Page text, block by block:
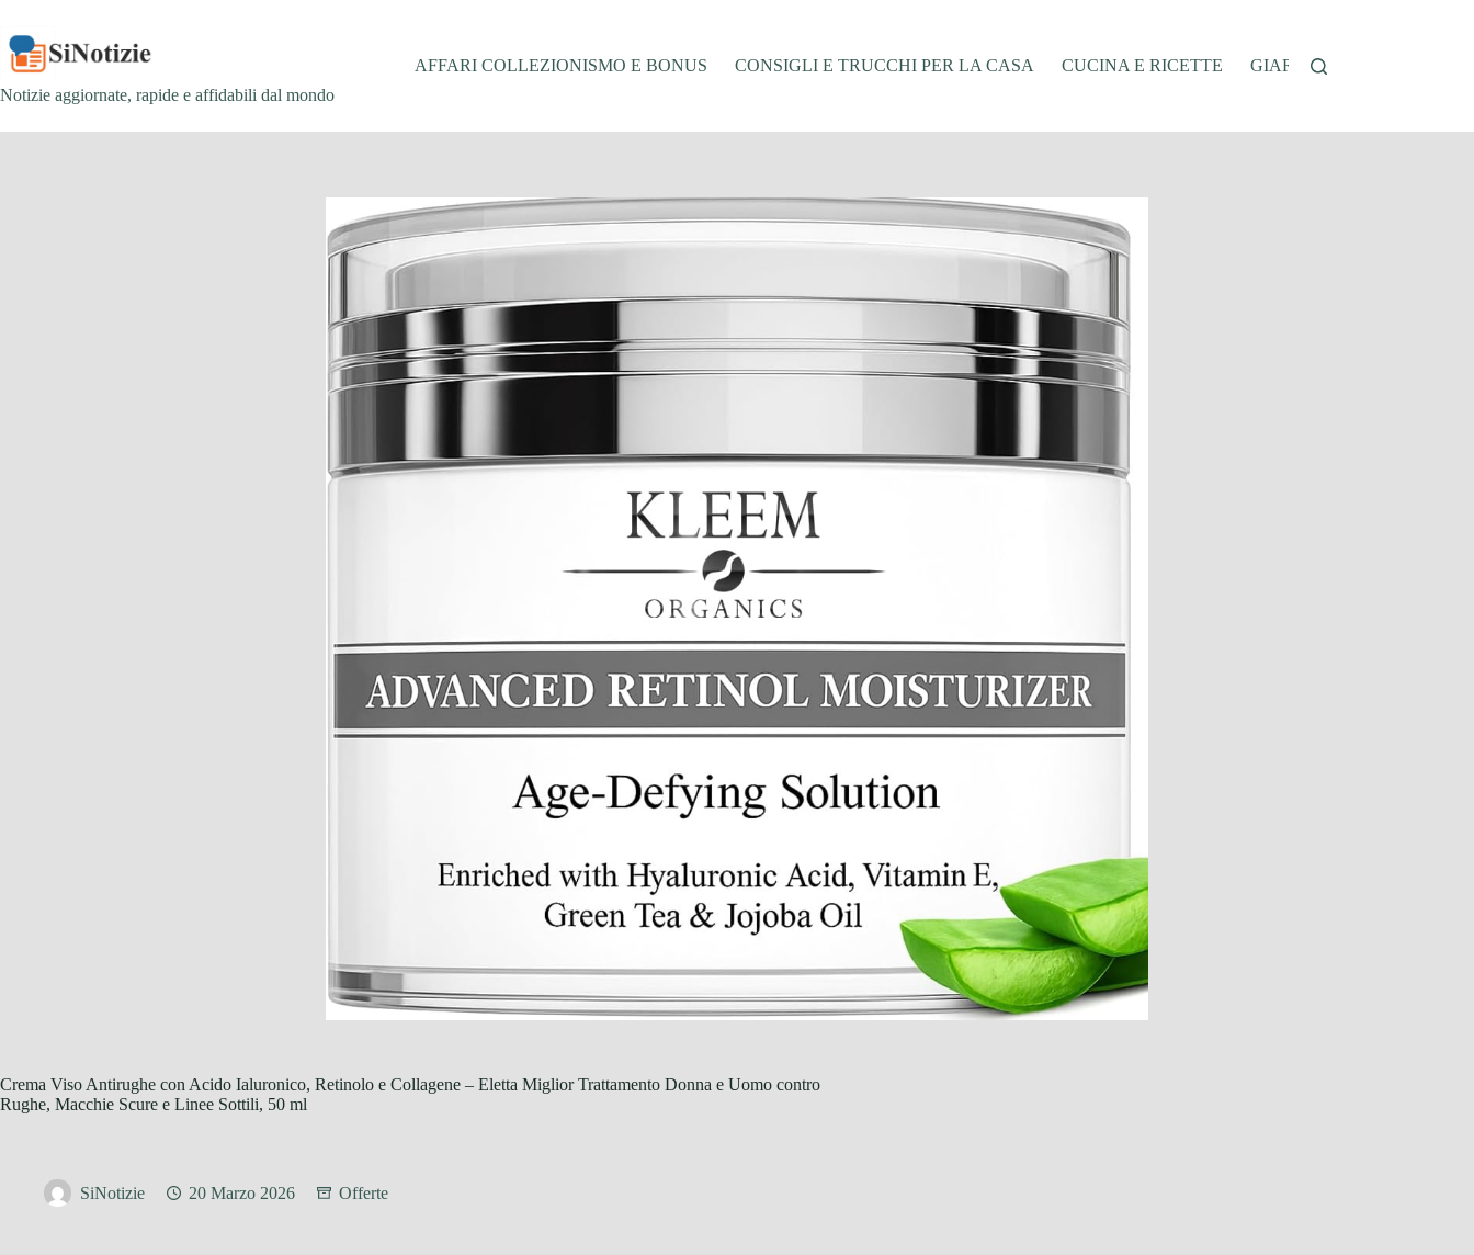
contenuto
Notizie aggiornate, rapide e affidabili dal mondo
AFFARI COLLEZIONISMO E BONUS CONSIGLI E TRUCCHI PER LA CASA CUCINA E RICETTE GIARDINAGGIO
Crema Viso Antirughe con Acido Ialuronico, Retinolo e Collagene – Eletta Miglior Trattamento Donna e Uomo contro
Rughe, Macchie Scure e Linee Sottili, 50 ml
SiNotizie 20 Marzo 2026 Offerte